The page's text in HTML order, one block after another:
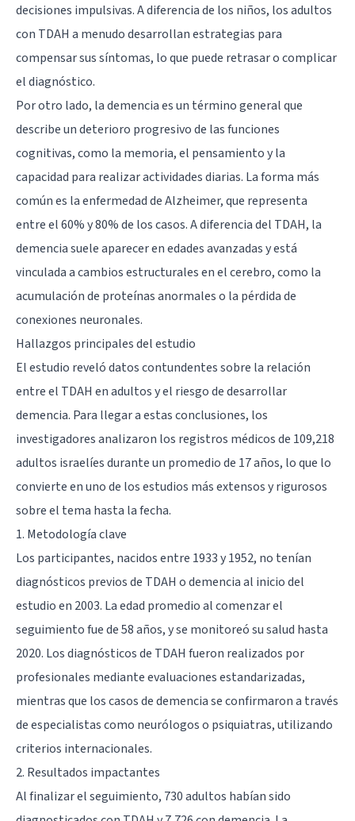
decisiones impulsivas. A diferencia de los niños, los adultos
con TDAH a menudo desarrollan estrategias para
compensar sus síntomas, lo que puede retrasar o complicar
el diagnóstico.
Por otro lado, la demencia es un término general que
describe un deterioro progresivo de las funciones
cognitivas, como la memoria, el pensamiento y la
capacidad para realizar actividades diarias. La forma más
común es la enfermedad de Alzheimer, que representa
entre el 60% y 80% de los casos. A diferencia del TDAH, la
demencia suele aparecer en edades avanzadas y está
vinculada a cambios estructurales en el cerebro, como la
acumulación de proteínas anormales o la pérdida de
conexiones neuronales.
Hallazgos principales del estudio
El estudio reveló datos contundentes sobre la relación
entre el TDAH en adultos y el riesgo de desarrollar
demencia. Para llegar a estas conclusiones, los
investigadores analizaron los registros médicos de 109,218
adultos israelíes durante un promedio de 17 años, lo que lo
convierte en uno de los estudios más extensos y rigurosos
sobre el tema hasta la fecha.
1. Metodología clave
Los participantes, nacidos entre 1933 y 1952, no tenían
diagnósticos previos de TDAH o demencia al inicio del
estudio en 2003. La edad promedio al comenzar el
seguimiento fue de 58 años, y se monitoreó su salud hasta
2020. Los diagnósticos de TDAH fueron realizados por
profesionales mediante evaluaciones estandarizadas,
mientras que los casos de demencia se confirmaron a través
de especialistas como neurólogos o psiquiatras, utilizando
criterios internacionales.
2. Resultados impactantes
Al finalizar el seguimiento, 730 adultos habían sido